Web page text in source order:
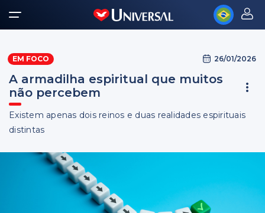
EM FOCO 26/01/2026
A armadilha espiritual que muitos
não percebem
Existem apenas dois reinos e duas realidades espirituais
distintas